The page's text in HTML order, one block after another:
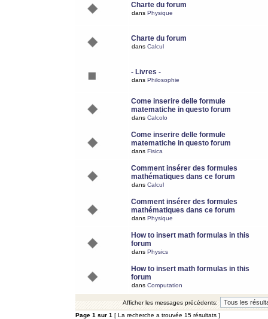
Charte du forum
dans Physique
Charte du forum
dans Calcul
- Livres -
dans Philosophie
Come inserire delle formule
matematiche in questo forum
dans Calcolo
Come inserire delle formule
matematiche in questo forum
dans Fisica
Comment insérer des formules
mathématiques dans ce forum
dans Calcul
Comment insérer des formules
mathématiques dans ce forum
dans Physique
How to insert math formulas in this
forum
dans Physics
How to insert math formulas in this
forum
dans Computation
Afficher les messages précédents:
Page 1 sur 1 [ La recherche a trouvée 15 résultats ]